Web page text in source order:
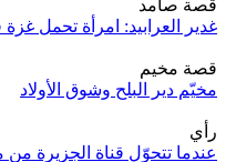
قصة صامد
غدير العرابيد: امرأة تحمل
قصة مخيم
مخيّم دير البلح وشوق الأولاد
رأي
عندما تتحوّل قناة الجزيرة